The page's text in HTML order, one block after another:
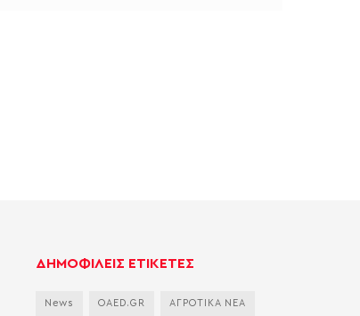
ΔΗΜΟΦΙΛΕΙΣ ΕΤΙΚΕΤΕΣ
News OAED.GR ΑΓΡΟΤΙΚΑ ΝΕΑ